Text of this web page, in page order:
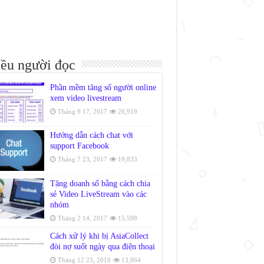
người đọc
Phần mềm tăng số người online
xem video livestream
Tháng 9 17, 2017 26,919
Hướng dẫn cách chat với
support Facebook
Tháng 7 23, 2017 19,833
Tăng doanh số bằng cách chia
sẻ Video LiveStream vào các
nhóm
Tháng 2 14, 2017 15,598
Cách xử lý khi bị AsiaCollect
đòi nợ suốt ngày qua điện thoại
Tháng 12 23, 2018 13,864